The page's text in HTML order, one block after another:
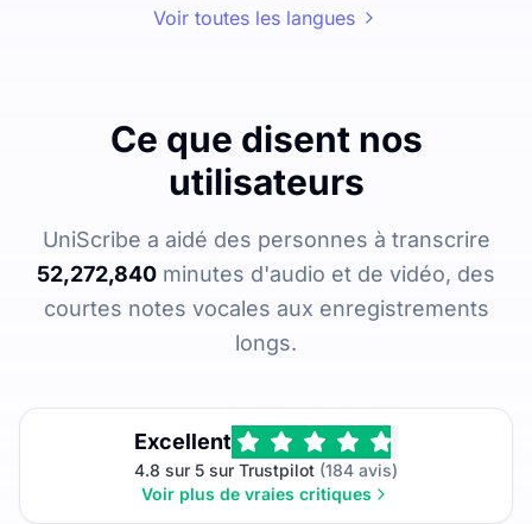
Voir toutes les langues
Ce que disent nos
utilisateurs
UniScribe a aidé des personnes à transcrire
52,272,840 minutes d'audio et de vidéo, des
courtes notes vocales aux enregistrements
longs.
Excellent
4.8 sur 5 sur Trustpilot (184 avis)
Voir plus de vraies critiques